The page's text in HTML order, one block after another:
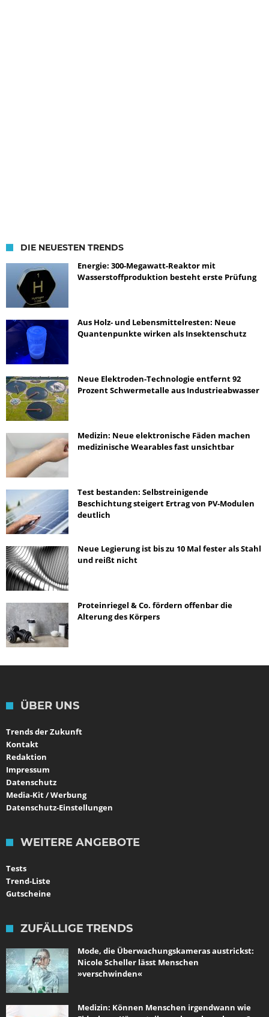
DIE NEUESTEN TRENDS
Energie: 300-Megawatt-Reaktor mit
Wasserstoffproduktion besteht erste Prüfung
Aus Holz- und Lebensmittelresten: Neue
Quantenpunkte wirken als Insektenschutz
Neue Elektroden-Technologie entfernt 92
Prozent Schwermetalle aus Industrieabwasser
Medizin: Neue elektronische Fäden machen
medizinische Wearables fast unsichtbar
Test bestanden: Selbstreinigende
Beschichtung steigert Ertrag von PV-Modulen
deutlich
Neue Legierung ist bis zu 10 Mal fester als Stahl
und reißt nicht
Proteinriegel & Co. fördern offenbar die
Alterung des Körpers
ÜBER UNS
Trends der Zukunft
Kontakt
Redaktion
Impressum
Datenschutz
Media-Kit / Werbung
Datenschutz-Einstellungen
WEITERE ANGEBOTE
Tests
Trend-Liste
Gutscheine
ZUFÄLLIGE TRENDS
Mode, die Überwachungskameras austrickst:
Nicole Scheller lässt Menschen
»verschwinden«
Medizin: Können Menschen irgendwann wie